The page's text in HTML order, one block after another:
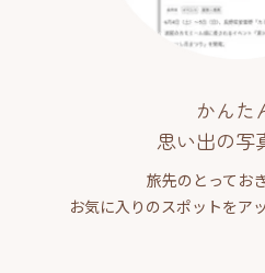
かんた
思い出の写
旅先のとってお
お気に入りのスポットをア